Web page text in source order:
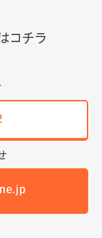
コチラ